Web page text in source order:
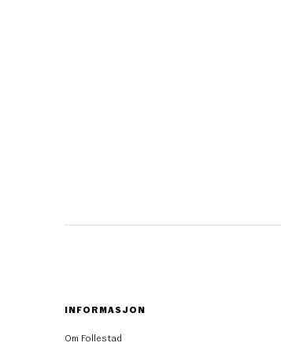
INFORMASJON
Om Follestad